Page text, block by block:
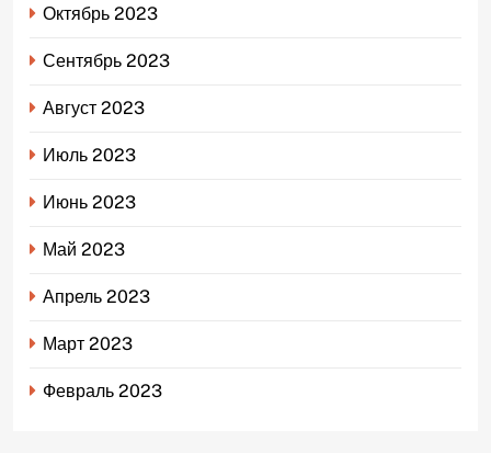
Октябрь 2023
Сентябрь 2023
Август 2023
Июль 2023
Июнь 2023
Май 2023
Апрель 2023
Март 2023
Февраль 2023